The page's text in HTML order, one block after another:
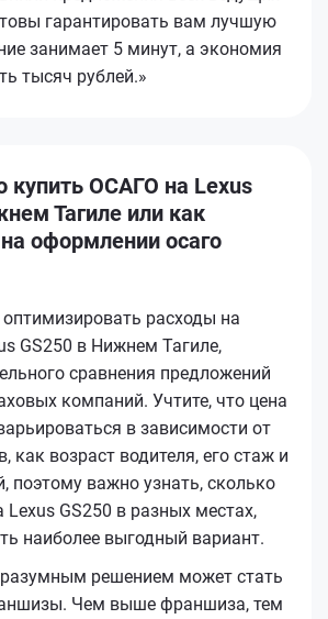
гарантировать вам лучшую
занимает 5 минут, а экономия
тысяч рублей.»
купить ОСАГО на Lexus
Тагиле или как
оформлении осаго
оптимизировать расходы на
GS250 в Нижнем Тагиле,
сравнения предложений
компаний. Учтите, что цена
в зависимости от
как возраст водителя, его стаж и
поэтому важно узнать, сколько
GS250 в разных местах,
наиболее выгодный вариант.
решением может стать
Чем выше франшиза, тем